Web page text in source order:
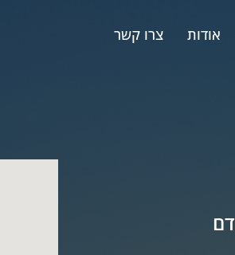
אודות צרו קשר